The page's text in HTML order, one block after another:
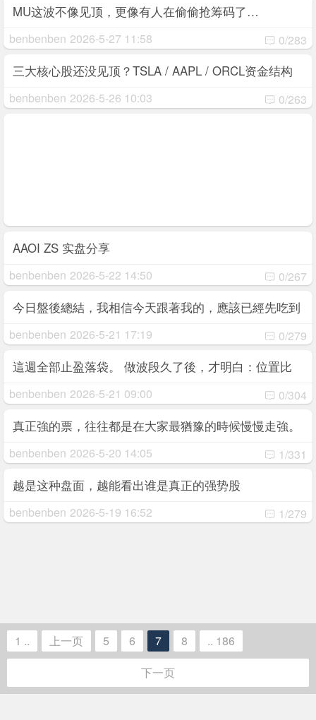
MU这波不像见顶，更像有人在偷偷抢筹码了…
benbenben 2026-5-27 11:58 0/283
三大核心股还没见顶？TSLA / AAPL / ORCL资金结构
benbenben 2026-5-26 10:03 0/263
AAOI ZS 实盘分享
benbenben 2026-5-22 14:50 0/267
今日盤後總結，我相信今天跟著我的，應該已經先吃到
benbenben 2026-5-21 17:19 0/279
這週全部止盈落袋。 做波段久了後，才明白：位置比
benbenben 2026-5-21 09:00 0/304
真正強的票，往往都是在大家最猶豫的時候慢慢走強。
benbenben 2026-5-20 14:05 1/331
越是这种盘面，越能看出谁是真正的强势股
benbenben 2026-5-19 16:52 1/279
1 .. 上一页 5 6 7 8
.. 186
下一页